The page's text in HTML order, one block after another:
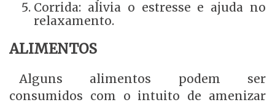
Corrida: alivia o estresse e ajuda no
relaxamento.
ALIMENTOS
Alguns alimentos podem ser
consumidos com o intuito de amenizar